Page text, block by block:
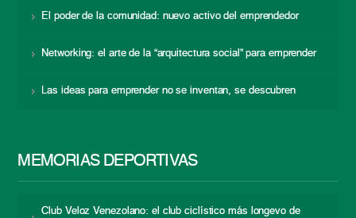
El poder de la comunidad: nuevo activo del emprendedor
Networking: el arte de la “arquitectura social” para emprender
Las ideas para emprender no se inventan, se descubren
MEMORIAS DEPORTIVAS
Club Veloz Venezolano: el club ciclístico más longevo de